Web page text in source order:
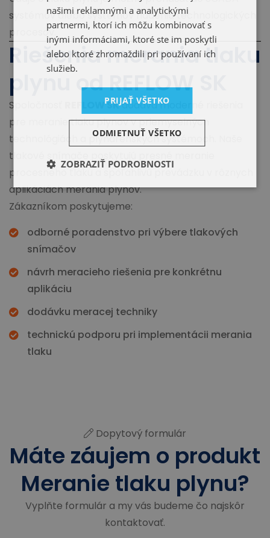
systémov alebo systémov riadenia technologických
procesov.
Riešenia merania tlaku
plynu od REFLOW SK
Spoločnosť REFLOW SKdodáva moderné riešenia
pre meranie tlaku plynov v priemyselných
technológiách a plynárenských systémoch. Naše
tlakové snímače poskytujú presné meranie
procesného tlaku a spoľahlivú prevádzku v rôznych
aplikáciách merania plynov.
Zákazníkom poskytujeme:
odborné poradenstvo pri výbere tlakových
snímačov
návrh meracieho riešenia pre konkrétnu
aplikáciu
dodávku meracej techniky
technickú podporu pri implementácii merania
tlaku
Dopytový formulár
Máte záujem o produkt
Meranie tlaku plynu?
Vyplňte formulár a my vás budeme čo najskôr
kontaktovať.
našimi reklamnými a analytickými
partnermi, ktorí ich môžu kombinovať s
inými informáciami, ktoré ste im poskytli
alebo ktoré zhromaždili pri používaní ich
služieb.
PRIJAŤ VŠETKO
ODMIETNUŤ VŠETKO
ZOBRAZIŤ PODROBNOSTI